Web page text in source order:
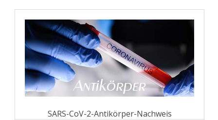
SARS-CoV-2-Antikörper-Nachweis